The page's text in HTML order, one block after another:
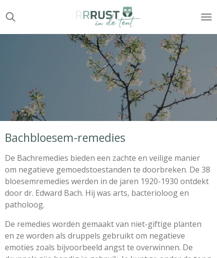
direct
naar
Bachbloesem-remedies
De Bachremedies bieden een zachte en veilige manier
om negatieve gemoedstoestanden te doorbreken. De 38
bloesemremedies werden in de jaren 1920-1930 ontdekt
door dr. Edward Bach. Hij was arts, bacterioloog en
patholoog.
De remedies worden gemaakt van niet-giftige planten
en ze worden als druppels gebruikt om negatieve
emoties zoals bijvoorbeeld angst te overwinnen. De